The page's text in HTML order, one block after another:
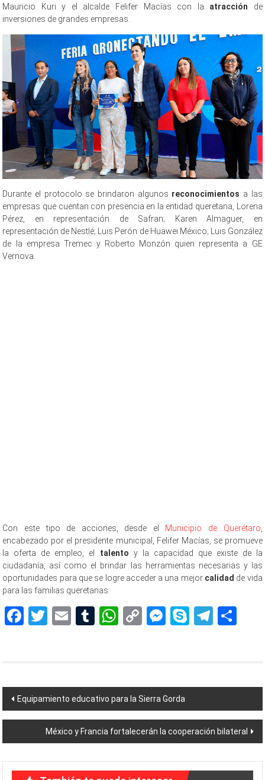
Mauricio Kuri y el alcalde Felifer Macías con la atracción de
inversiones de grandes empresas.
Durante el protocolo se brindaron algunos reconocimientos a las
empresas que cuentan con presencia en la entidad queretana, Lorena
Pérez, en representación de Safran; Karen Almaguer, en
representación de Nestlé; Luis Perón de Huawei México; Luis González
de la empresa Tremec y Roberto Monzón quien representa a GE
Vernova.
Con este tipo de acciones, desde el Municipio de Querétaro,
encabezado por el presidente municipal, Felifer Macías, se promueve
la oferta de empleo, el talento y la capacidad que existe de la
ciudadanía, así como el brindar las herramientas necesarias y las
oportunidades para que se logre acceder a una mejor calidad de vida
para las familias queretanas.
Facebook
Twitter
EmailTumblr
WhatsApp
CopyMessenger
Skype
Navegación
de
entradas
Equipamiento educativo para la Sierra Gorda
México y Francia fortalecerán la cooperación bilateral